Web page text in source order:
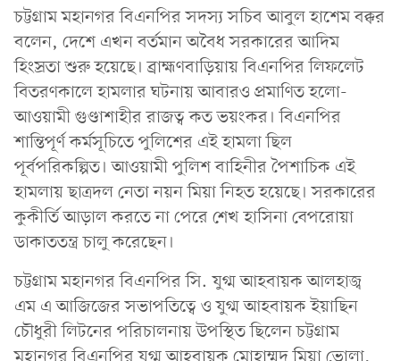
চট্টগ্রাম মহানগর বিএনপির সদস্য সচিব আবুল হাশেম বক্কর
বলেন, দেশে এখন বর্তমান অবৈধ সরকারের আদিম
হিংস্রতা শুরু হয়েছে। ব্রাহ্মণবাড়িয়ায় বিএনপির লিফলেট
বিতরণকালে হামলার ঘটনায় আবারও প্রমাণিত হলো-
আওয়ামী গুণ্ডাশাহীর রাজত্ব কত ভয়ংকর। বিএনপির
শান্তিপূর্ণ কর্মসূচিতে পুলিশের এই হামলা ছিল
পূর্বপরিকল্পিত। আওয়ামী পুলিশ বাহিনীর পৈশাচিক এই
হামলায় ছাত্রদল নেতা নয়ন মিয়া নিহত হয়েছে। সরকারের
কুকীর্তি আড়াল করতে না পেরে শেখ হাসিনা বেপরোয়া
ডাকাততন্ত্র চালু করেছেন।
চট্টগ্রাম মহানগর বিএনপির সি. যুগ্ম আহবায়ক আলহাজ্ব
এম এ আজিজের সভাপতিত্বে ও যুগ্ম আহবায়ক ইয়াছিন
চৌধুরী লিটনের পরিচালনায় উপস্থিত ছিলেন চট্টগ্রাম